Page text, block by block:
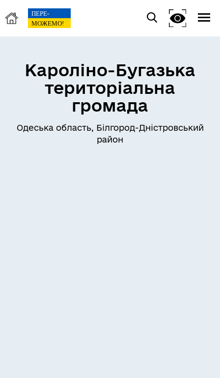
Кароліно-Бугазька
територіальна
громада
Одеська область, Білгород-Дністровський
район